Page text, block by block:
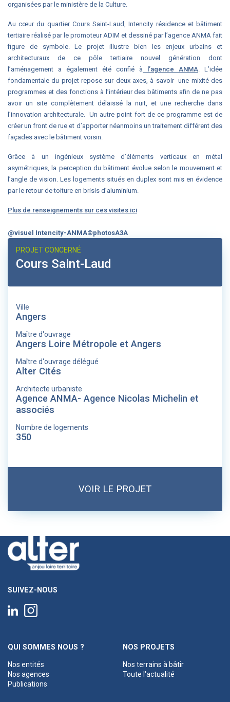
organisées par le ministère de la Culture.
Au cœur du quartier Cours Saint-Laud, Intencity résidence et bâtiment
tertiaire réalisé par le promoteur ADIM et dessiné par l’agence ANMA fait
figure de symbole. Le projet illustre bien les enjeux urbains et
architecturaux de ce pôle tertiaire nouvel génération dont
l’aménagement a également été confié à l’agence ANMA. L’idée
fondamentale du projet repose sur deux axes, à savoir une mixité des
programmes et des fonctions à l’intérieur des bâtiments afin de ne pas
avoir un site complètement délaissé la nuit, et une recherche dans
l’innovation architecturale. Un autre point fort de ce programme est de
créer un front de rue et d’apporter néanmoins un traitement différent des
façades avec le bâtiment voisin.
Grâce à un ingénieux système d’éléments verticaux en métal
asymétriques, la perception du bâtiment évolue selon le mouvement et
l’angle de vision. Les logements situés en duplex sont mis en évidence
par le retour de toiture en brisis d’aluminium.
Plus de renseignements sur ces visites ici
@visuel Intencity-ANMA©photosA3A
PROJET CONCERNÉ
Cours Saint-Laud
Ville
Angers
Maître d'ouvrage
Angers Loire Métropole et Angers
Maître d'ouvrage délégué
Alter Cités
Architecte urbaniste
Agence ANMA- Agence Nicolas Michelin et
associés
Nombre de logements
350
VOIR LE PROJET
SUIVEZ-NOUS
QUI SOMMES NOUS ?
Nos entités
Nos agences
Publications
NOS PROJETS
Nos terrains à bâtir
Toute l'actualité